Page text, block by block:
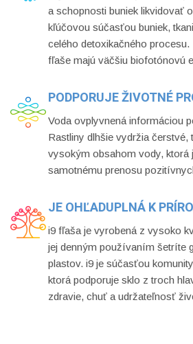
a schopnosti buniek likvidovať
kľúčovou súčasťou buniek,
celého detoxikačného
fľaše majú väčšiu biofotónovú
PODPORUJE ŽIVOTNÉ
Voda ovplyvnená informáciou
Rastliny dlhšie vydržia čerstvé,
vysokým obsahom vody, ktorá
samotnému prenosu
JE OHĽADUPLNÁ K
i9 fľaša je vyrobená z vysoko
jej denným používaním šetríte
plastov. i9 je súčasťou
ktorá podporuje sklo z troch
zdravie, chuť a udržateľnosť